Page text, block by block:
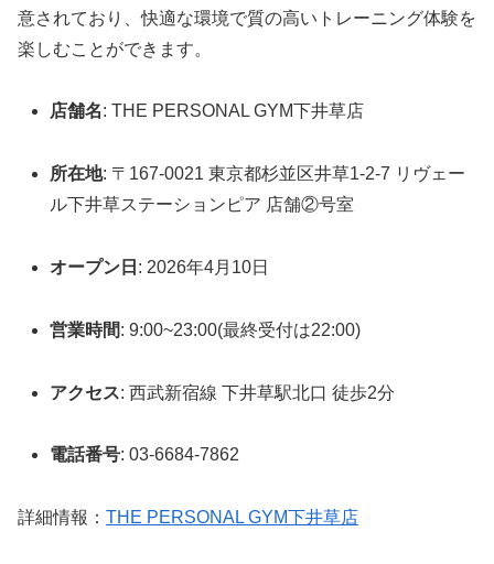
意されており、快適な環境で質の高いトレーニング体験を
楽しむことができます。
店舗名: THE PERSONAL GYM下井草店
所在地: 〒167-0021 東京都杉並区井草1-2-7 リヴェー
ル下井草ステーションピア 店舗②号室
オープン日 : 2026年4月10日
営業時間: 9:00~23:00(最終受付は22:00)
アクセス: 西武新宿線 下井草駅北口 徒歩2分
電話番号: 03-6684-7862
詳細情報： THE PERSONAL GYM下井草店